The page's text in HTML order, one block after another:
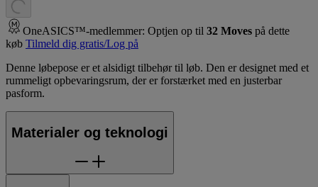
OneASICS™-medlemmer: Optjen op til 32 Moves på dette
køb Tilmeld dig gratis/Log på
Denne løbepose er et alsidigt tilbehør til løb. Den er designet med et
rummeligt opbevaringsrum, der er forstærket med en justerbar
pasform.
Materialer og teknologi